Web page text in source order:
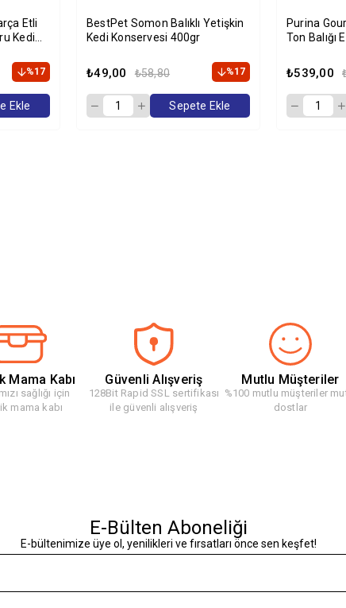
Etli
Kedi
%17
Ekle
BestPet Somon Balıklı Yetişkin
Kedi Konservesi 400gr
₺49,00 ₺58,80 %17
Sepete Ekle
Purina
Ton Balığı
₺539,00
Mama Kabı
sağlığı için
mama kabı
Güvenli Alışveriş
128Bit Rapid SSL sertifikası
ile güvenli alışveriş
Mutlu Müşteriler
%100 mutlu müşteriler
dostlar
E-Bülten Aboneliği
E-bültenimize üye ol, yenilikleri ve fırsatları önce sen keşfet!